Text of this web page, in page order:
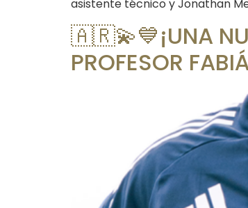
asistente técnico y Jonathan
🇦🇷💫💙¡UNA
PROFESOR